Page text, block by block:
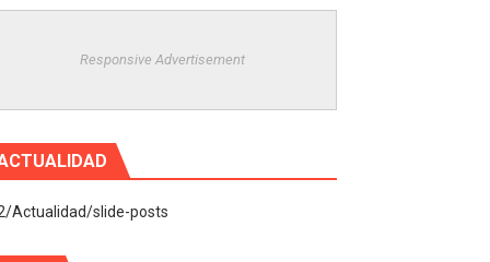
Responsive Advertisement
Actualidad/slide-posts